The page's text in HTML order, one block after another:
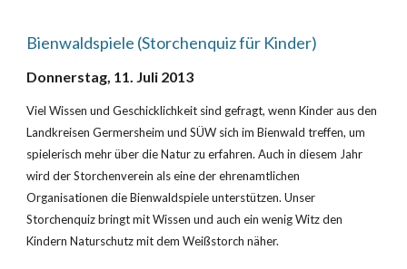
Bienwaldspiele (Storchenquiz für Kinder)
Donnerstag, 11. Juli 2013
Viel Wissen und Geschicklichkeit sind gefragt, wenn Kinder aus den
Landkreisen Germersheim und SÜW sich im Bienwald treffen, um
spielerisch mehr über die Natur zu erfahren. Auch in diesem Jahr
wird der Storchenverein als eine der ehrenamtlichen
Organisationen die Bienwaldspiele unterstützen. Unser
Storchenquiz bringt mit Wissen und auch ein wenig Witz den
Kindern Naturschutz mit dem Weißstorch näher.